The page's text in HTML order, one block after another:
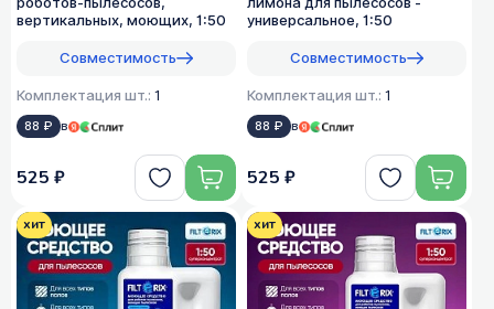
вертикальных, моющих, 1:50
Совместимость
Комплектация шт.: 1
88 ₽ в
525 ₽
универсальное, 1:50
Совместимость
Комплектация шт.: 1
88 ₽ в
525 ₽
хит хит